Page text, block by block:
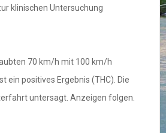
klinischen Untersuchung
70 km/h mit 100 km/h
positives Ergebnis (THC). Die
untersagt. Anzeigen folgen.